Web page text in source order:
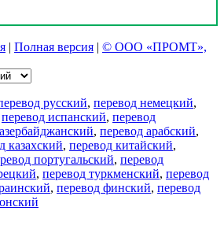
| Полная версия | © ООО «ПРОМТ»,
русский, перевод немецкий,
перевод испанский, перевод
, перевод арабский,
казахский, перевод китайский,
португальский, перевод
, перевод туркменский, перевод
, перевод финский, перевод